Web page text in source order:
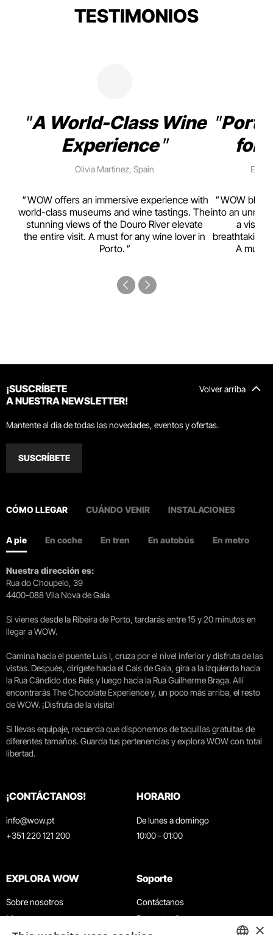
TESTIMONIOS
A World-Class Wine
Experience
Olivia Martinez, Spain
WOW offers an immersive experience with
world-class museums and wine tastings. The
stunning views of the Douro River elevate
the entire visit. A must for any wine lover in
Porto.
for
WOW
into an
a visual
breathtaking
A must-
Volver arriba
¡SUSCRÍBETE
A NUESTRA NEWSLETTER!
Mantente al día de todas las novedades, eventos y ofertas.
SUSCRÍBETE
CÓMO LLEGAR CUÁNDO VENIR INSTALACIONES
A pie En coche En tren En autobús En metro
Nuestra dirección es:
Rua do Choupelo, 39
4400-088 Vila Nova de Gaia
Si vienes desde la Ribeira de Porto, tardarás entre 15 y 20 minutos en
llegar a WOW.
Camina hacia el puente Luís I, cruza por el nivel inferior y disfruta de las
vistas. Después, dirígete hacia el Cais de Gaia, gira a la izquierda hacia
la Rua Cândido dos Reis y luego hacia la Rua Guilherme Braga. Allí
encontrarás The Chocolate Experience y, un poco más arriba, el resto
de WOW. ¡Disfruta de la visita!
Si llevas equipaje, recuerda que disponemos de taquillas gratuitas de
diferentes tamaños. Guarda tus pertenencias y explora WOW con total
libertad.
¡CONTÁCTANOS!
info@wow.pt
+351 220 121 200
HORARIO
De lunes a domingo
10:00 - 01:00
EXPLORA WOW
Sobre nosotros
Museos
Soporte
Contáctanos
Preguntas frecuentes
×